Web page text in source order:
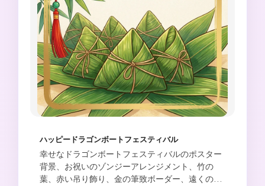
ハッピードラゴンボートフェスティバル
幸せなドラゴンボートフェスティバルのポスター
背景、お祝いのゾンジーアレンジメント、竹の
葉、赤い吊り飾り、金の筆致ボーダー、遠くの川